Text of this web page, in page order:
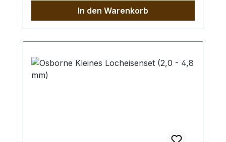
Kunststoffgriffen. Höchste Qualität,
patentrechtlich geschützt, hergestellt in
Remscheid / Deutschland. Mit der aktiven
Kraftersparnis von ca. 70 %. Zum Lochen
von Leder und ähnlichen starken und
In den Warenkorb